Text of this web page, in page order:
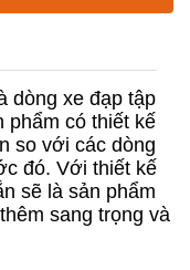
dòng xe đạp tập
phẩm có thiết kế
so với các dòng
đó. Với thiết kế
sẽ là sản phẩm
sang trọng và